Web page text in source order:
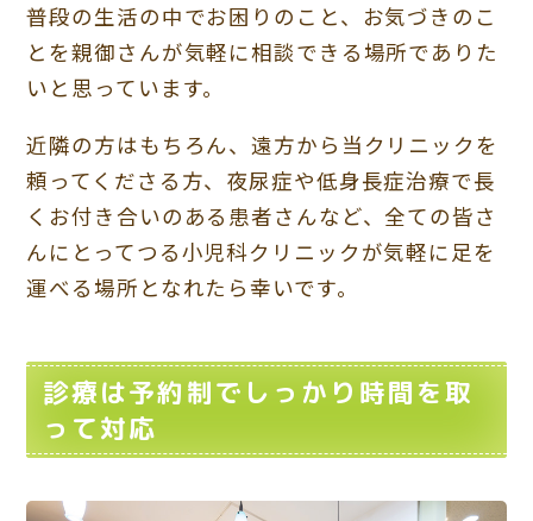
普段の生活の中でお困りのこと、お気づきのこ
とを親御さんが気軽に相談できる場所でありた
いと思っています。
近隣の方はもちろん、遠方から当クリニックを
頼ってくださる方、夜尿症や低身長症治療で長
くお付き合いのある患者さんなど、全ての皆さ
んにとってつる小児科クリニックが気軽に足を
運べる場所となれたら幸いです。
診療は予約制でしっかり時間を取
って対応